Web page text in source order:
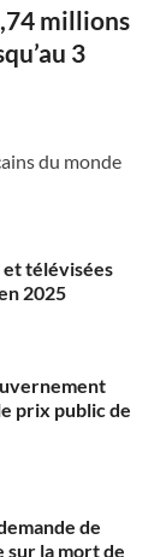
millions
3
du monde
télévisées
2025
prix public de
de
la mort de